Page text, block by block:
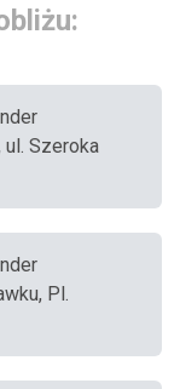
ul. Szeroka
Pl.